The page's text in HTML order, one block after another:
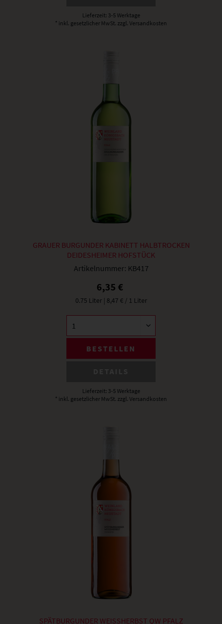
Lieferzeit: 3-5 Werktage
* inkl. gesetzlicher MwSt. zzgl. Versandkosten
GRAUER BURGUNDER KABINETT HALBTROCKEN
DEIDESHEIMER HOFSTÜCK
Artikelnummer: KB417
6,35 €
0.75 Liter | 8,47 € / 1 Liter
BESTELLEN
Lieferzeit: 3-5 Werktage
* inkl. gesetzlicher MwSt. zzgl. Versandkosten
SPÄTBURGUNDER WEISSHERBST QW PFALZ